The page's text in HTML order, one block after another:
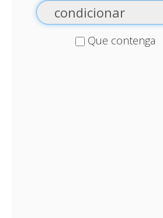
Que contenga